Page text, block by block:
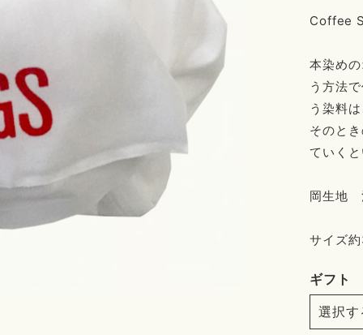
Coffee
本染め
う方法
う染料
そのと
ていく
岡生地
サイズ
ギフト